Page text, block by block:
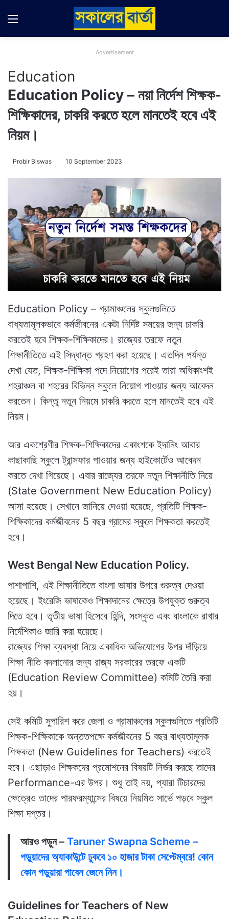
Menu
Advertisement
Education
Education Policy – নয়া নির্দেশ শিক্ষক-
শিক্ষিকাদের, চাকরি করতে হলে মানতেই হবে এই
নিয়ম।
Probir Biswas 10 September 2023
Education Policy – গ্রামাঞ্চলের স্কুলগুলিতে
বাধ্যতামূলকভাবে কর্মজীবনের একটা নির্দিষ্ট সময়ের জন্য চাকরি
করতেই হবে শিক্ষক-শিক্ষিকাদের। রাজ্যের তরফে নতুন
শিক্ষানীতিতে এই সিদ্ধান্ত গ্রহণ করা হয়েছে। এতদিন পর্যন্ত
দেখা যেত, শিক্ষক-শিক্ষিকা পদে নিয়োগের পরেই তারা অধিকাংশই
শহরাঞ্চল বা শহরের বিভিন্ন স্কুলে নিয়োগ পাওয়ার জন্য আবেদন
করতেন। কিন্তু নতুন নিয়মে চাকরি করতে হলে মানতেই হবে এই
নিয়ম।
আর একশ্রেণীর শিক্ষক-শিক্ষিকাদের একাংশকে ইদানিং আবার
কাছাকাছি স্কুলে ট্রান্সফার পাওয়ার জন্য হাইকোর্টেও আবেদন
করতে দেখা গিয়েছে। এবার রাজ্যের তরফে নতুন শিক্ষানীতি নিয়ে
(State Government New Education Policy)
আসা হয়েছে। সেখানে জানিয়ে দেওয়া হয়েছে, প্রতিটি শিক্ষক-
শিক্ষিকাদের কর্মজীবনের 5 বছর গ্রামের স্কুলে শিক্ষকতা করতেই
হবে।
West Bengal New Education Policy.
পাশাপাশি, এই শিক্ষানীতিতে বাংলা ভাষার উপরে গুরুত্ব দেওয়া
হয়েছে। ইংরেজি ভাষাকেও শিক্ষাদানের ক্ষেত্রে উপযুক্ত গুরুত্ব
দিতে হবে। তৃতীয় ভাষা হিসেবে হিন্দি, সংস্কৃত এবং বাংলাকে রাখার
নির্দেশিকাও জারি করা হয়েছে।
রাজ্যের শিক্ষা ব্যবস্থা নিয়ে একাধিক অভিযোগের উপর দাঁড়িয়ে
শিক্ষা নীতি বদলানোর জন্য রাজ্য সরকারের তরফে একটি
(Education Review Committee) কমিটি তৈরি করা
হয়।
সেই কমিটি সুপারিশ করে জেলা ও গ্রামাঞ্চলের স্কুলগুলিতে প্রতিটি
শিক্ষক-শিক্ষিকাকে অন্ততপক্ষে কর্মজীবনের 5 বছর বাধ্যতামূলক
শিক্ষকতা (New Guidelines for Teachers) করতেই
হবে। এছাড়াও শিক্ষকদের প্রমোশনের বিষয়টি নির্ভর করছে তাদের
Performance-এর উপর। শুধু তাই নয়, প্যারা টিচারদের
ক্ষেত্রেও তাদের পারফরম্যান্সের বিষয়ে নিয়মিত সার্ভে পড়বে স্কুল
শিক্ষা দপ্তর।
আরও পড়ুন – Taruner Swapna Scheme –
পড়ুয়াদের অ্যাকাউন্টে ঢুকবে ১০ হাজার টাকা সেপ্টেম্বরে! কোন
কোন পড়ুয়ারা পাবেন জেনে নিন।
Guidelines for Teachers of New